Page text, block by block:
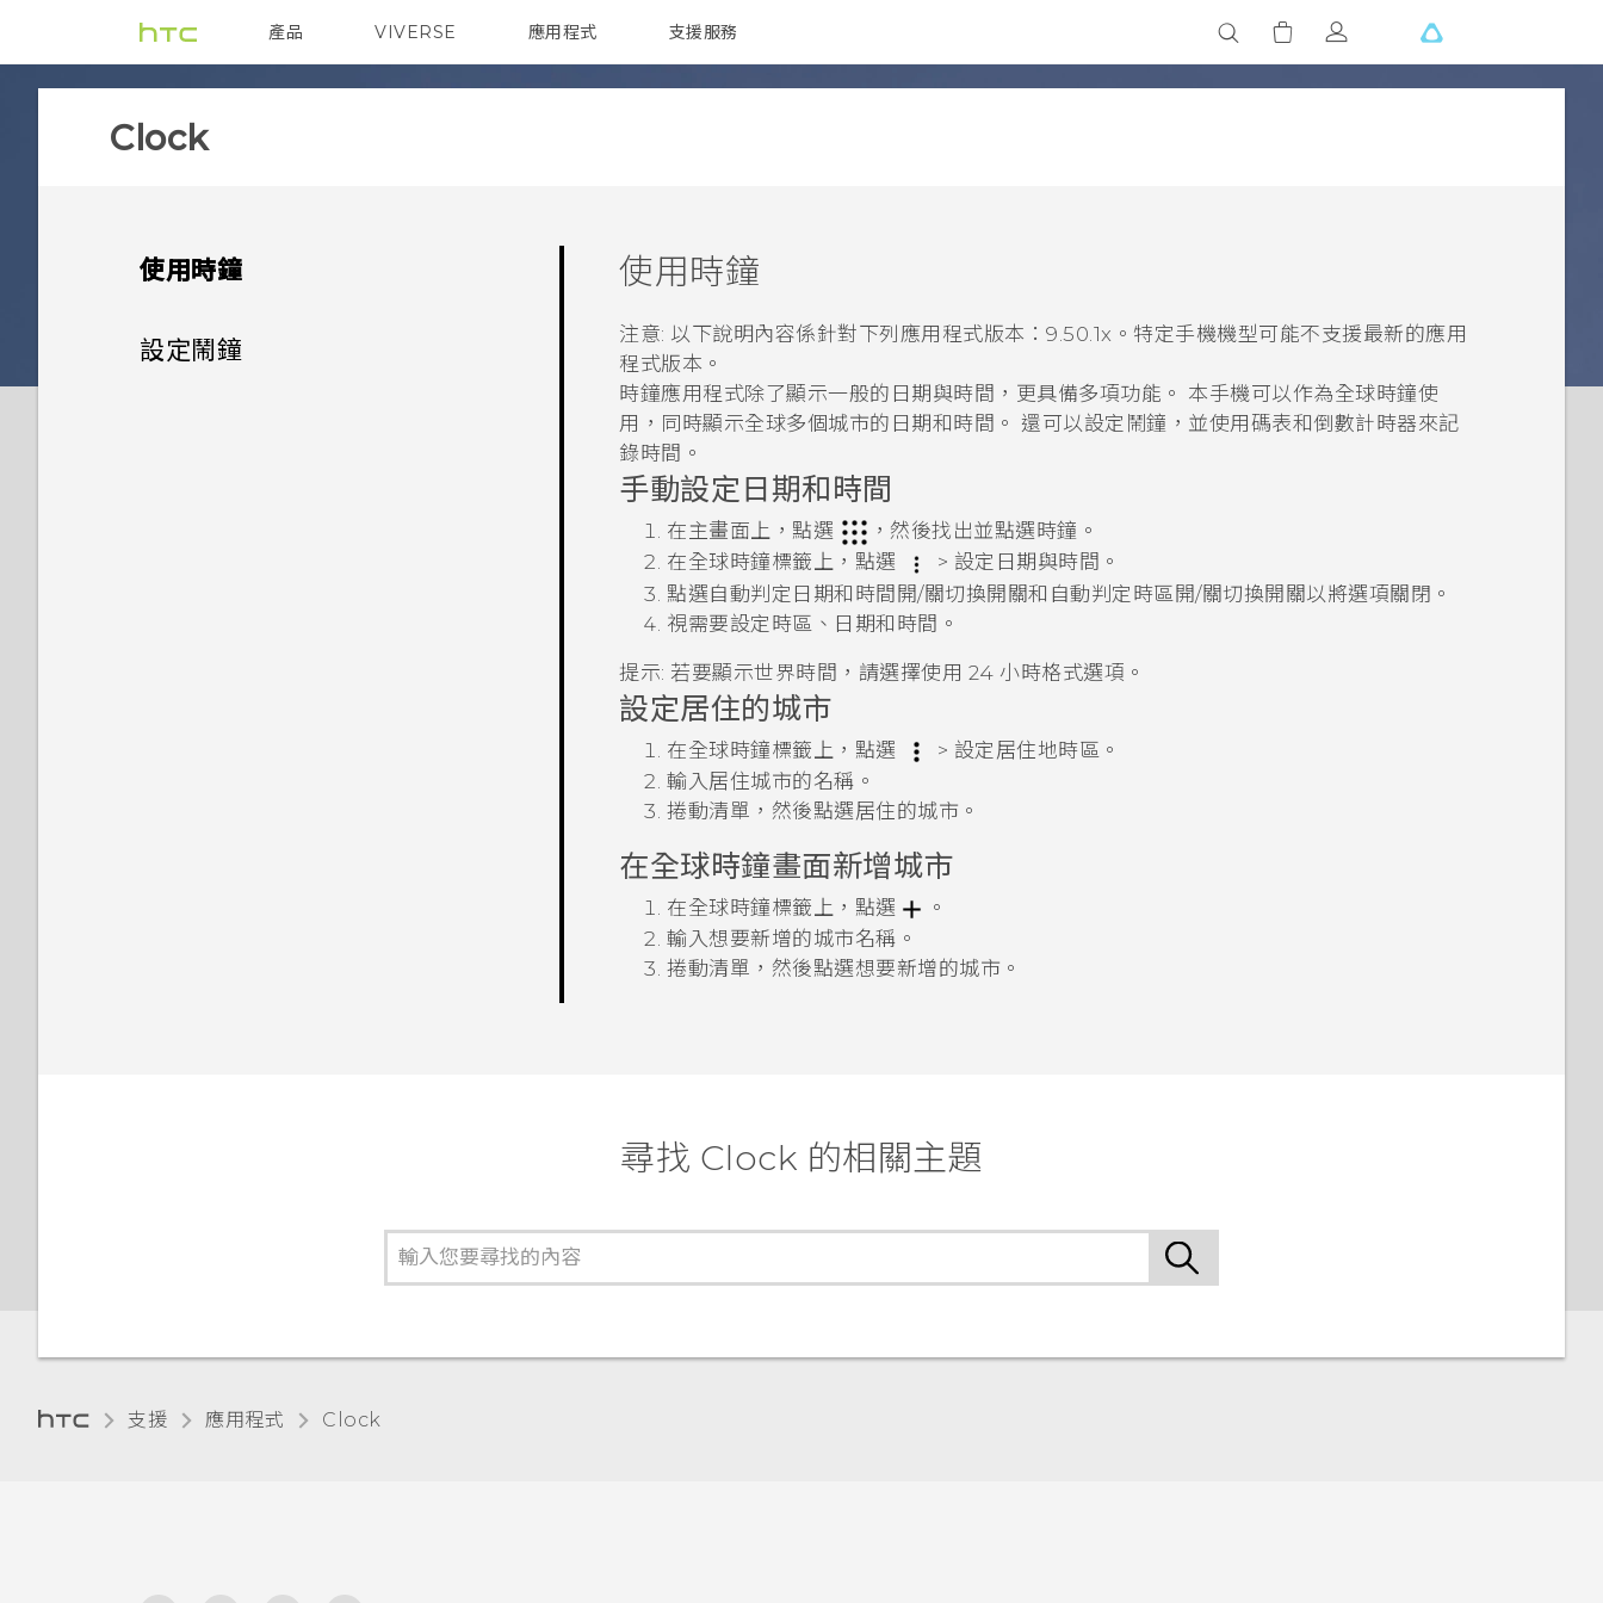
產品
VIVE 智能手機 G REIGNS 配件
VIVERSE 應用程式 支援服務
Clock
使用時鐘
設定鬧鐘
使用時鐘
注意: 以下說明內容係針對下列應用程式版本：9.50.1x 。特定手機機型可能不支援最新的應用
程式版本。
時鐘應用程式除了顯示一般的日期與時間，更具備多項功能。 本手機可以作為全球時鐘使
用，同時顯示全球多個城市的日期和時間。 還可以設定鬧鐘，並使用碼表和倒數計時器來記
錄時間。
手動設定日期和時間
在主畫面上，點選 ，然後找出並點選時鐘 。
在全球時鐘標籤上，點選 > 設定日期與時間 。
點選自動判定日期和時間 開/關切換開關和 自動判定時區開/關切換開關以將選項關閉。
視需要設定時區、日期和時間。
提示: 若要顯示世界時間，請選擇使用 24 小時格式選項。
設定居住的城市
在全球時鐘標籤上，點選 > 設定居住地時區 。
輸入居住城市的名稱。
捲動清單，然後點選居住的城市。
在全球時鐘畫面新增城市
在全球時鐘標籤上，點選
。
輸入想要新增的城市名稱。
捲動清單，然後點選想要新增的城市。
尋找 Clock 的相關主題
支援 應用程式 Clock